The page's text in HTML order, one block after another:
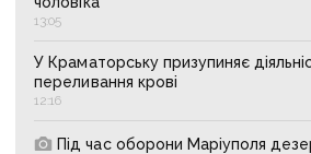
13:05
У Краматорську призупиняє
переливання крові
12:16
Під час оборони Маріуполя